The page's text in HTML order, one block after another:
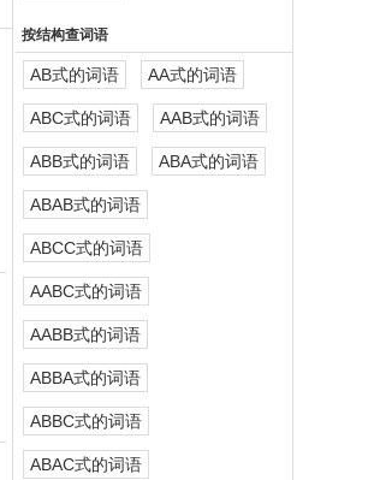
按结构查词语
AB式的词语 AA式的词语
ABC式的词语 AAB式的词语
ABB式的词语 ABA式的词语
ABAB式的词语
ABCC式的词语
AABC式的词语
AABB式的词语
ABBA式的词语
ABBC式的词语
ABAC式的词语